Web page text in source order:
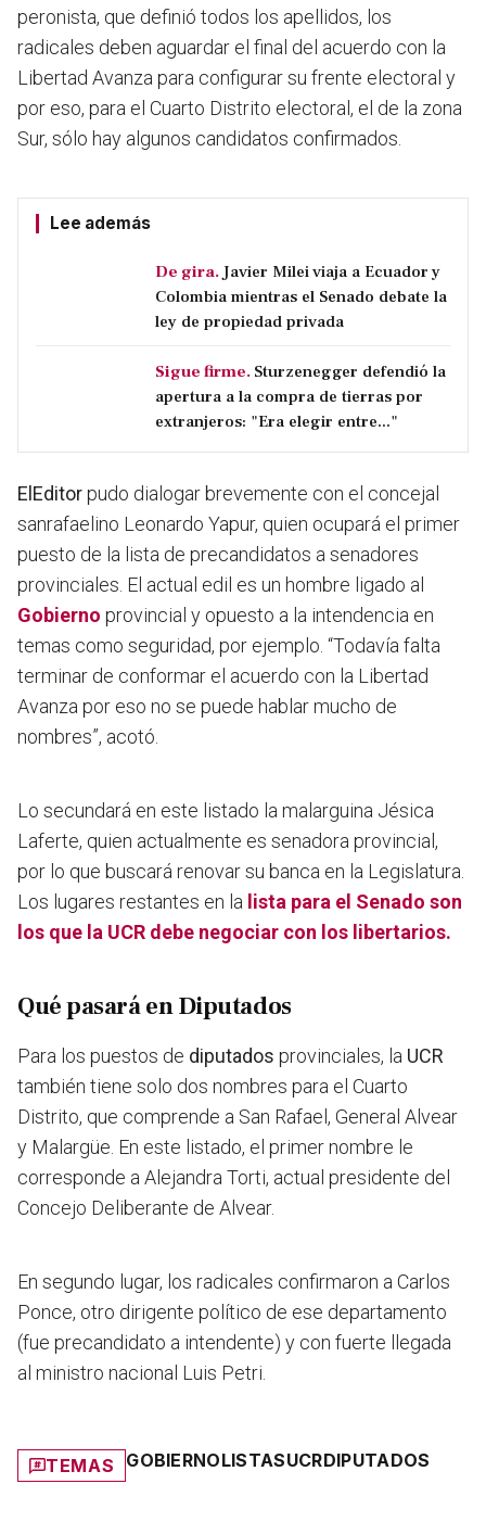
peronista, que definió todos los apellidos, los
radicales deben aguardar el final del acuerdo con la
Libertad Avanza para configurar su frente electoral y
por eso, para el Cuarto Distrito electoral, el de la zona
Sur, sólo hay algunos candidatos confirmados.
Lee además
De gira.Javier Milei viaja a Ecuador y
Colombia mientras el Senado debate la
ley de propiedad privada
Sigue firme. Sturzenegger defendió la
apertura a la compra de tierras por
extranjeros: "Era elegir entre..."
ElEditorpudo dialogar brevemente con el concejal
sanrafaelino Leonardo Yapur, quien ocupará el primer
puesto de la lista de precandidatos a senadores
provinciales. El actual edil es un hombre ligado al
Gobierno provincial y opuesto a la intendencia en
temas como seguridad, por ejemplo. “Todavía falta
terminar de conformar el acuerdo con la Libertad
Avanza por eso no se puede hablar mucho de
nombres”, acotó.
Lo secundará en este listado la malarguina Jésica
Laferte, quien actualmente es senadora provincial,
por lo que buscará renovar su banca en la Legislatura.
Los lugares restantes en la lista para el Senado son
los que la UCR debe negociar con los libertarios.
Qué pasará en Diputados
Para los puestos de diputados provinciales, la UCR
también tiene solo dos nombres para el Cuarto
Distrito, que comprende a San Rafael, General Alvear
y Malargüe. En este listado, el primer nombre le
corresponde a Alejandra Torti, actual presidente del
Concejo Deliberante de Alvear.
En segundo lugar, los radicales confirmaron a Carlos
Ponce, otro dirigente político de ese departamento
(fue precandidato a intendente) y con fuerte llegada
al ministro nacional Luis Petri.
TEMAS GOBIERNOLISTASUCRDIPUTADOS